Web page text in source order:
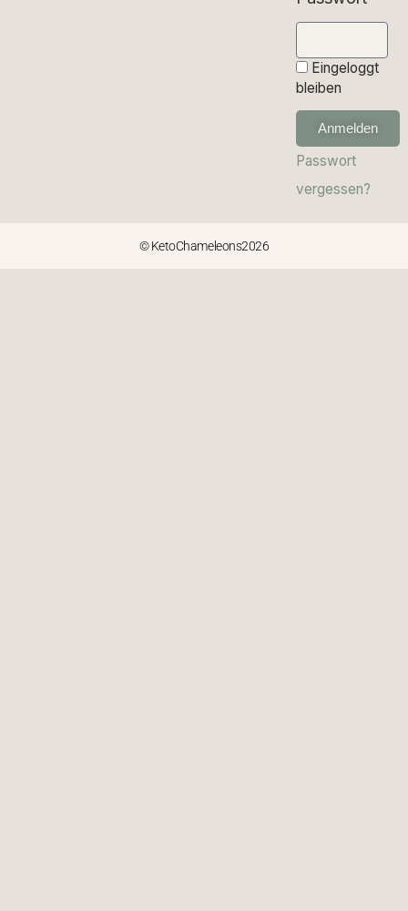
Eingeloggt
bleiben
Anmelden
Passwort
vergessen?
© KetoChameleons2026